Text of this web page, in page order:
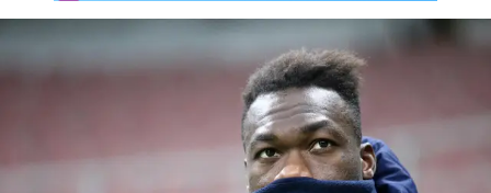
Rassegna Lazio
Social